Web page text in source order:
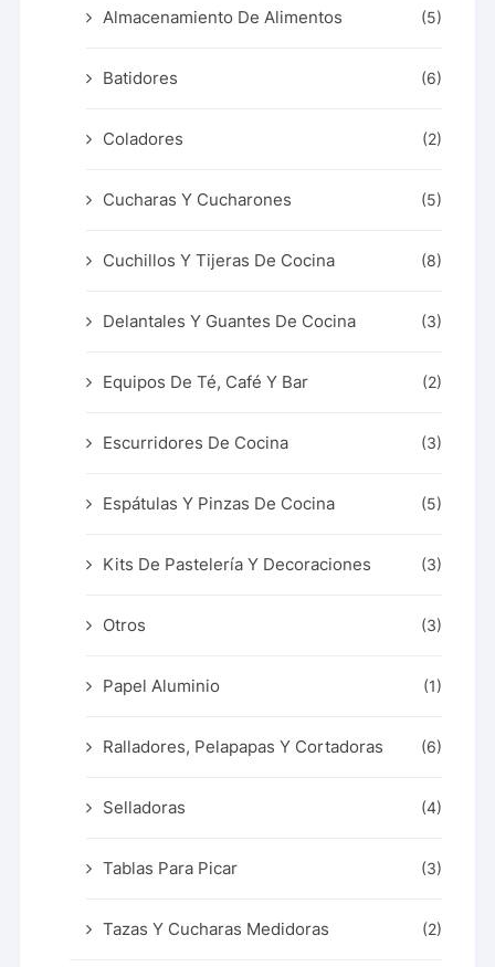
Almacenamiento De Alimentos (5)
Batidores (6)
Coladores (2)
Cucharas Y Cucharones (5)
Cuchillos Y Tijeras De Cocina (8)
Delantales Y Guantes De Cocina (3)
Equipos De Té, Café Y Bar (2)
Escurridores De Cocina (3)
Espátulas Y Pinzas De Cocina (5)
Kits De Pastelería Y Decoraciones (3)
Otros (3)
Papel Aluminio (1)
Ralladores, Pelapapas Y Cortadoras (6)
Selladoras (4)
Tablas Para Picar (3)
Tazas Y Cucharas Medidoras (2)